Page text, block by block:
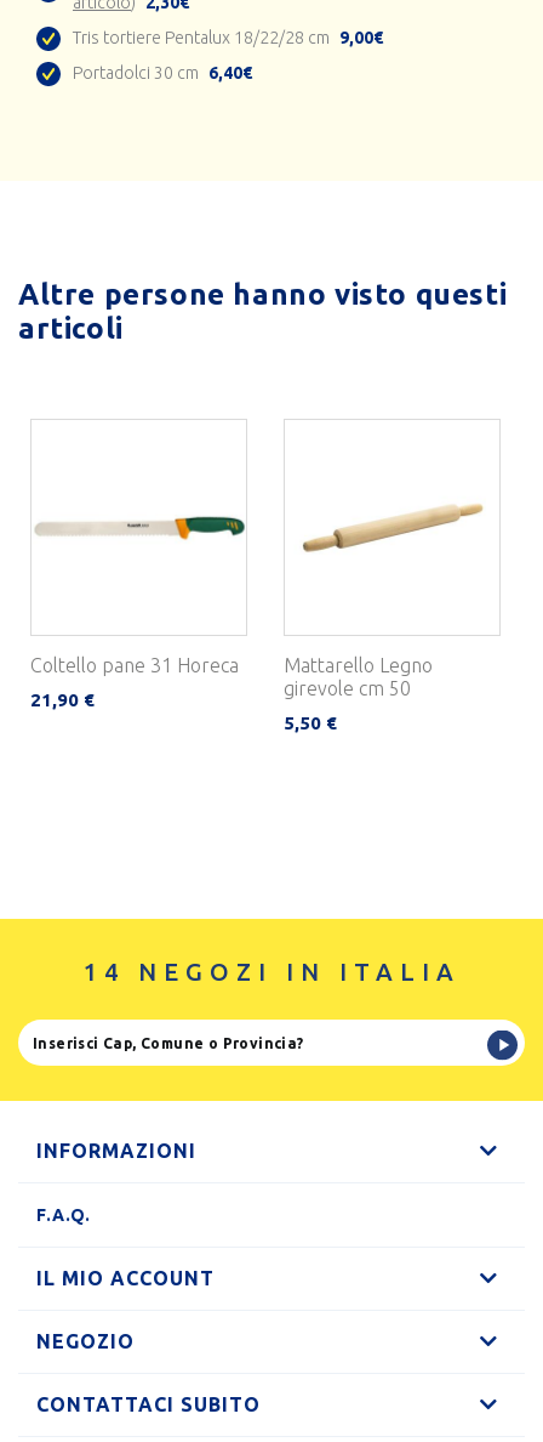
Tris tortiere Pentalux 18/22/28 cm
9,00€
Portadolci 30 cm
6,40€
Altre persone hanno visto questi
articoli
Coltello pane 31 Horeca
21,90 €
Mattarello Legno
girevole cm 50
5,50 €
14 NEGOZI IN ITALIA
INFORMAZIONI
F.A.Q.
IL MIO ACCOUNT
NEGOZIO
CONTATTACI SUBITO